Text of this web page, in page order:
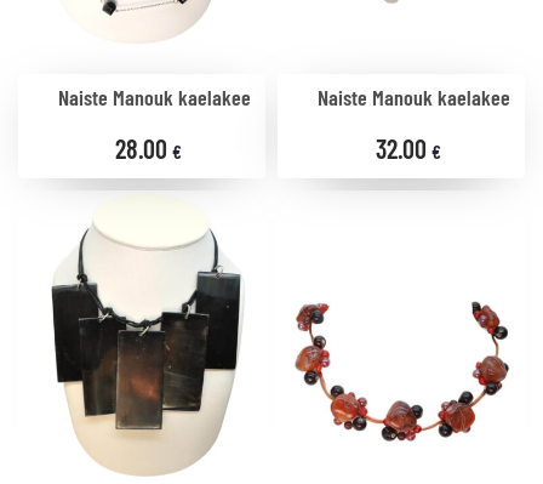
Naiste Manouk kaelakee
28.00 €
Naiste Manouk kaelakee
32.00 €